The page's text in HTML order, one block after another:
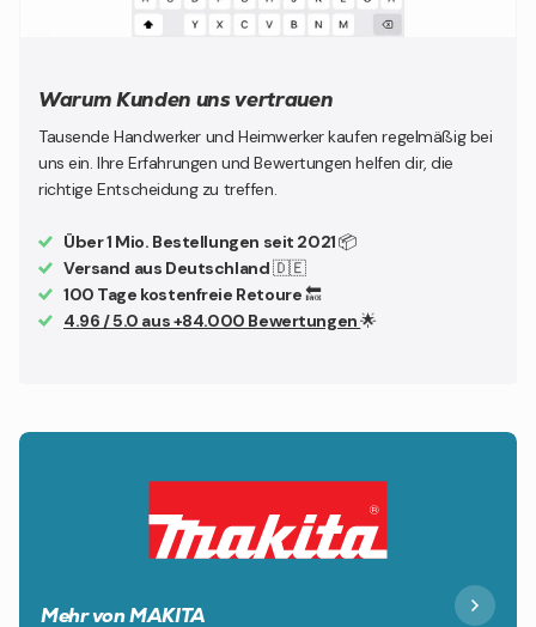
Warum Kunden uns vertrauen
Tausende Handwerker und Heimwerker kaufen regelmäßig bei
uns ein. Ihre Erfahrungen und Bewertungen helfen dir, die
richtige Entscheidung zu treffen.
Über 1 Mio. Bestellungen seit 2021📦
Versand aus Deutschland🇩🇪
100 Tage kostenfreie Retoure🔙
4.96 / 5.0 aus +84.000 Bewertungen🌟
Mehr von MAKITA